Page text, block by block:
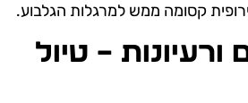
קסומה ממש למרגלות הגלבוע.
ורעיונות – טיול